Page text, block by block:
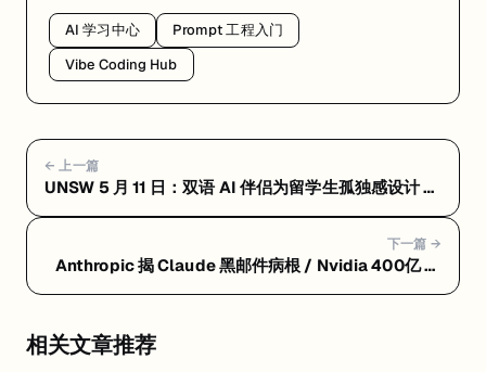
AI 学习中心
Prompt 工程入门
Vibe Coding Hub
← 上一篇
UNSW 5 月 11 日：双语 AI 伴侣为留学生孤独感设计 +
下一篇 →
Anthropic 揭 Claude 黑邮件病根 / Nvidia 400亿 AI
相关文章推荐